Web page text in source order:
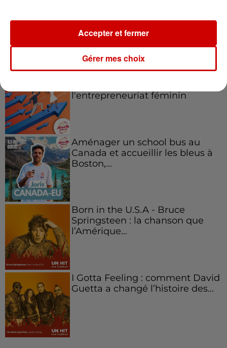
Podcasts Voir plus
Kelly Massol, figure
l'entrepreneuriat féminin
Aménager un school bus au
Canada et accueillir les bleus à
Boston,...
Born in the U.S.A - Bruce
Springsteen : la chanson que
l’Amérique...
I Gotta Feeling : comment David
Guetta a changé l’histoire des...
Gérer mes choix
Accepter et fermer